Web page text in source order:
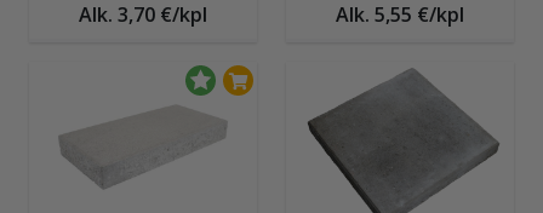
Alk. 3,70 €/kpl
Alk. 5,55 €/kpl